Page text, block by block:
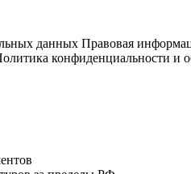
данных Правовая
конфиденциальности и